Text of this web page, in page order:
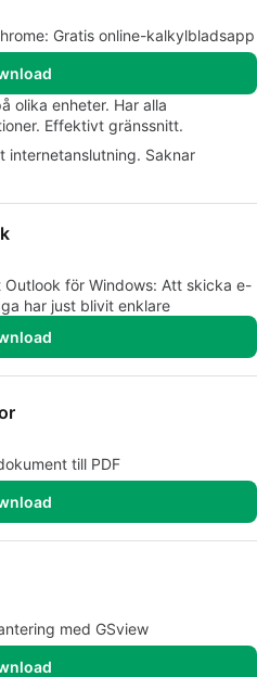
Gratis online-kalkylbladsapp
olika enheter. Har alla
Effektivt gränssnitt.
internetanslutning. Saknar
för Windows: Att skicka e-
har just blivit enklare
till PDF
med GSview